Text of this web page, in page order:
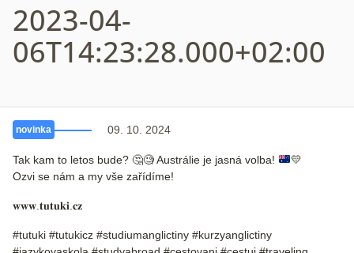
2023-04-
06T14:23:28.000+02:00
novinka 09. 10. 2024
Tak kam to letos bude? 🤔🧐Austrálie je jasná volba!
💛
Ozvi se nám a my vše zařídíme!
𝐰𝐰𝐰.𝐭𝐮𝐭𝐮𝐤𝐢.𝐜𝐳
#tutuki #tutukicz #studiumanglictiny #kurzyanglictiny